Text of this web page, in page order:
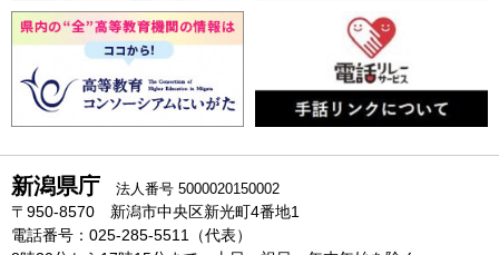
新潟県庁 法人番号 5000020150002
〒950-8570 新潟市中央区新光町4番地1
電話番号：025-285-5511（代表）